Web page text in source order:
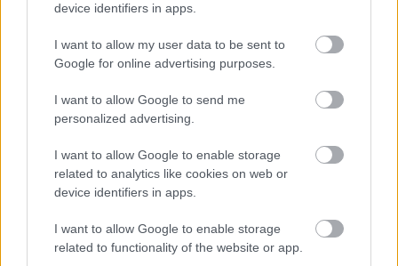
device identifiers in apps.
I want to allow my user data to be sent to
Google for online advertising purposes.
I want to allow Google to send me
personalized advertising.
I want to allow Google to enable storage
related to analytics like cookies on web or
device identifiers in apps.
I want to allow Google to enable storage
related to functionality of the website or app.